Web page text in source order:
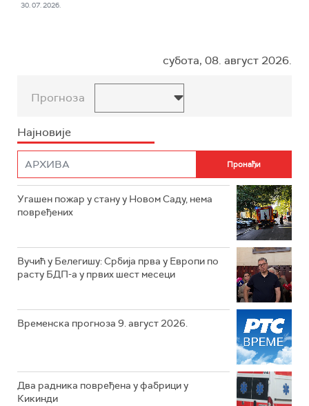
30. 07. 2026.
субота, 08. август 2026.
Прогноза
Најновије
Угашен пожар у стану у Новом Саду, нема
повређених
Вучић у Белегишу: Србија прва у Европи по
расту БДП-а у првих шест месеци
Временска прогноза 9. август 2026.
Два радника повређена у фабрици у
Кикинди